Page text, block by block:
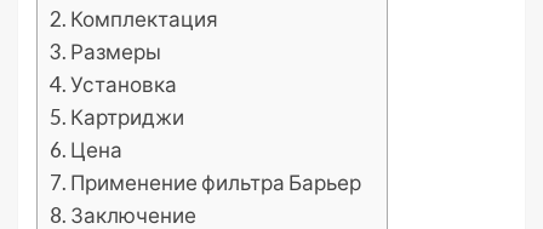
Комплектация
Размеры
Установка
Картриджи
Цена
Применение фильтра Барьер
Заключение